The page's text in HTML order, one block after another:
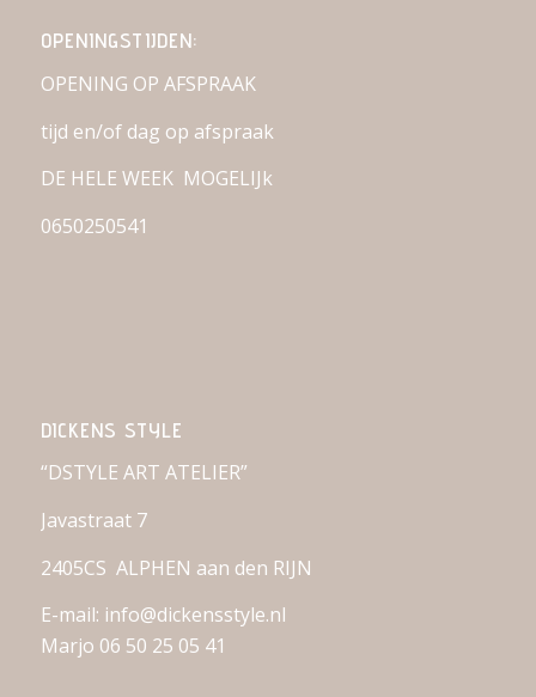
OPENINGSTIJDEN:
OPENING OP AFSPRAAK
tijd en/of dag op afspraak
DE HELE WEEK MOGELIJk
0650250541
DICKENS STYLE
“DSTYLE ART ATELIER”
Javastraat 7
2405CS ALPHEN aan den RIJN
E-mail: info@dickensstyle.nl
Marjo 06 50 25 05 41